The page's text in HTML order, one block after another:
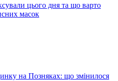
цього дня та що варто
масок
на Позняках: що змінилося